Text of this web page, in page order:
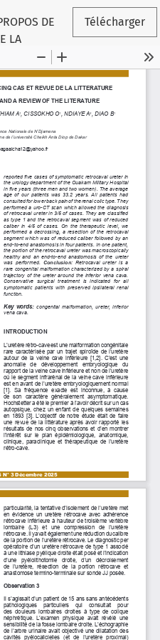
sur l'article
DE
LA
Télécharger